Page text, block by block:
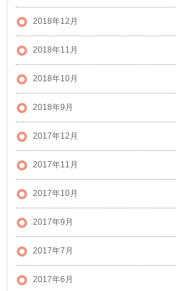
2018年12月
2018年11月
2018年10月
2018年9月
2017年12月
2017年11月
2017年10月
2017年9月
2017年7月
2017年6月